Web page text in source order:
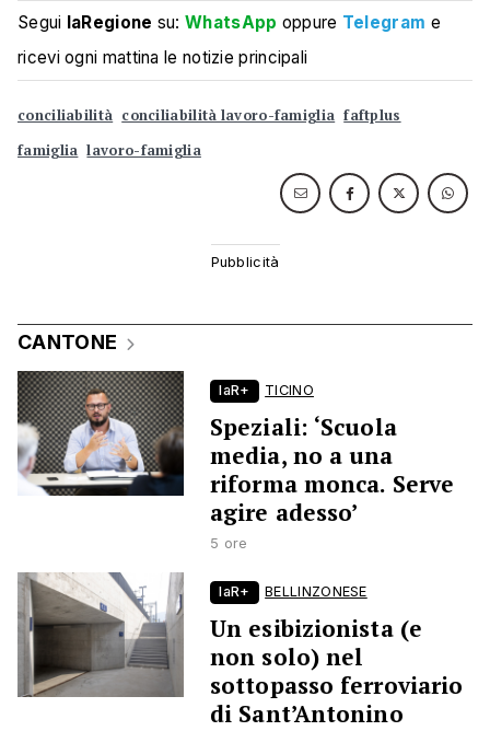
Segui laRegione su:WhatsApp oppure Telegram e
ricevi ogni mattina le notizie principali
conciliabilità conciliabilità lavoro-famiglia faftplus
famiglia lavoro-famiglia
CANTONE
laR+ TICINO
Speziali: ‘Scuola
media, no a una
riforma monca. Serve
agire adesso’
5 ore
laR+ BELLINZONESE
Un esibizionista (e
non solo) nel
sottopasso ferroviario
di Sant’Antonino